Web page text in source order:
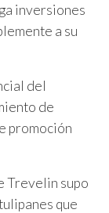
inversiones
a su
del
de
promoción
Trevelin supo
que